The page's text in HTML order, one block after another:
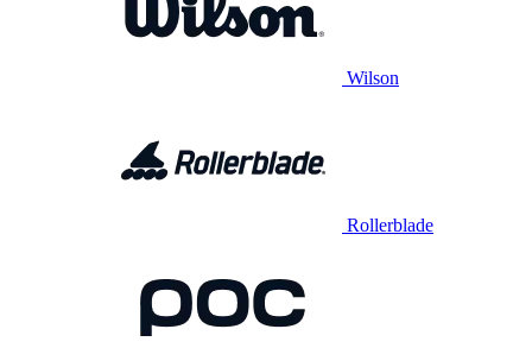
Wilson
Rollerblade